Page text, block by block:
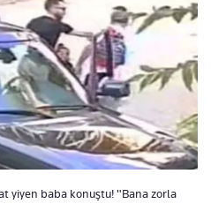
yiyen baba konuştu! "Bana zorla